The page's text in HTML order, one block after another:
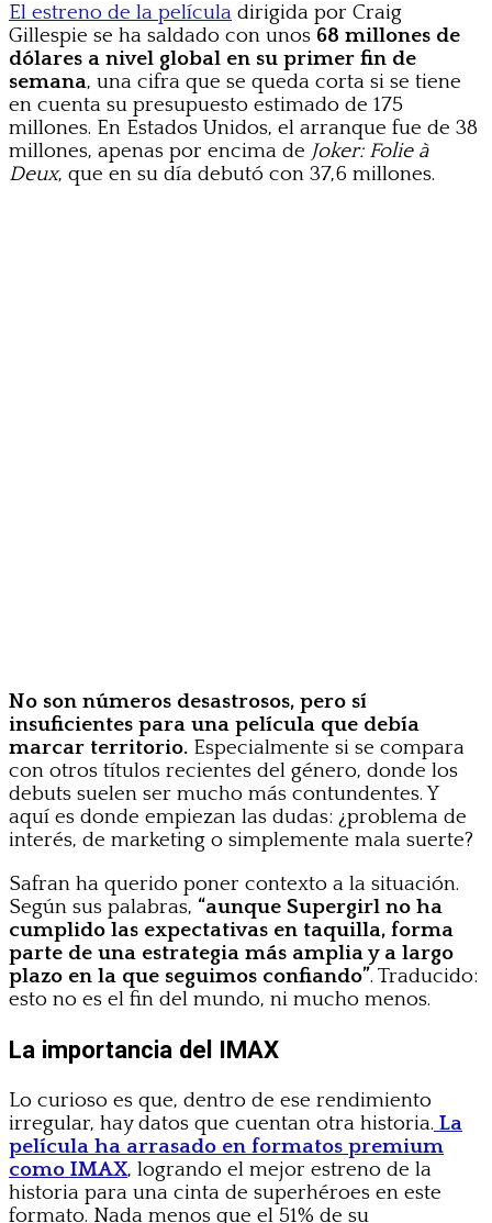
El estreno de la película dirigida por Craig
Gillespie se ha saldado con unos 68 millones de
dólares a nivel global en su primer fin de
semana, una cifra que se queda corta si se tiene
en cuenta su presupuesto estimado de 175
millones. En Estados Unidos, el arranque fue de 38
millones, apenas por encima de Joker: Folie à
Deux, que en su día debutó con 37,6 millones.
No son números desastrosos, pero sí
insuficientes para una película que debía
marcar territorio. Especialmente si se compara
con otros títulos recientes del género, donde los
debuts suelen ser mucho más contundentes. Y
aquí es donde empiezan las dudas: ¿problema de
interés, de marketing o simplemente mala suerte?
Safran ha querido poner contexto a la situación.
Según sus palabras, “aunque Supergirl no ha
cumplido las expectativas en taquilla, forma
parte de una estrategia más amplia y a largo
plazo en la que seguimos confiando”. Traducido:
esto no es el fin del mundo, ni mucho menos.
La importancia del IMAX
Lo curioso es que, dentro de ese rendimiento
irregular, hay datos que cuentan otra historia. La
película ha arrasado en formatos premium
como IMAX, logrando el mejor estreno de la
historia para una cinta de superhéroes en este
formato. Nada menos que el 51% de su